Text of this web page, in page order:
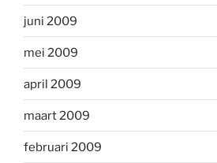
juni 2009
mei 2009
april 2009
maart 2009
februari 2009